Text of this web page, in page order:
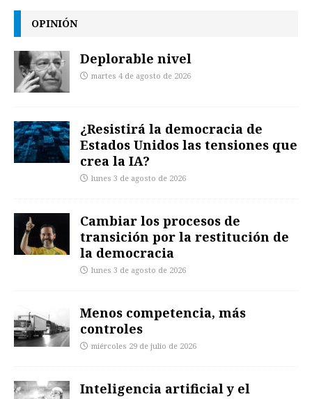
OPINIÓN
Deplorable nivel
martes 4 de agosto de 2026
¿Resistirá la democracia de
Estados Unidos las tensiones que
crea la IA?
lunes 3 de agosto de 2026
Cambiar los procesos de
transición por la restitución de
la democracia
lunes 3 de agosto de 2026
Menos competencia, más
controles
miércoles 29 de julio de 2026
Inteligencia artificial y el